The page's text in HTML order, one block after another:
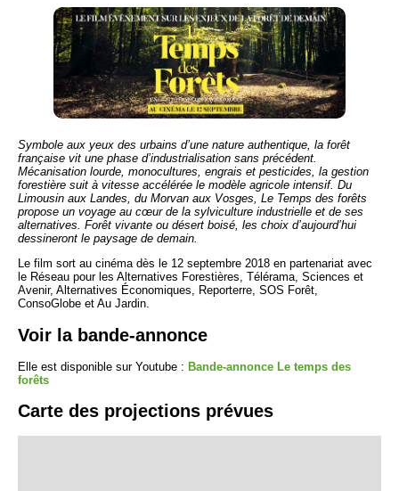
Symbole aux yeux des urbains d’une nature authentique, la forêt
française vit une phase d’industrialisation sans précédent.
Mécanisation lourde, monocultures, engrais et pesticides, la gestion
forestière suit à vitesse accélérée le modèle agricole intensif. Du
Limousin aux Landes, du Morvan aux Vosges, Le Temps des forêts
propose un voyage au cœur de la sylviculture industrielle et de ses
alternatives. Forêt vivante ou désert boisé, les choix d’aujourd’hui
dessineront le paysage de demain.
Le film sort au cinéma dès le 12 septembre 2018 en partenariat avec
le Réseau pour les Alternatives Forestières, Télérama, Sciences et
Avenir, Alternatives Économiques, Reporterre, SOS Forêt,
ConsoGlobe et Au Jardin.
Voir la bande-annonce
Elle est disponible sur Youtube : Bande-annonce Le temps des
forêts
Carte des projections prévues